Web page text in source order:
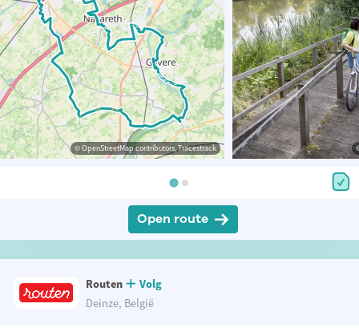
© OpenStreetMap contributors, Tracestrack
Open route
Routen
Volg
Deinze, België